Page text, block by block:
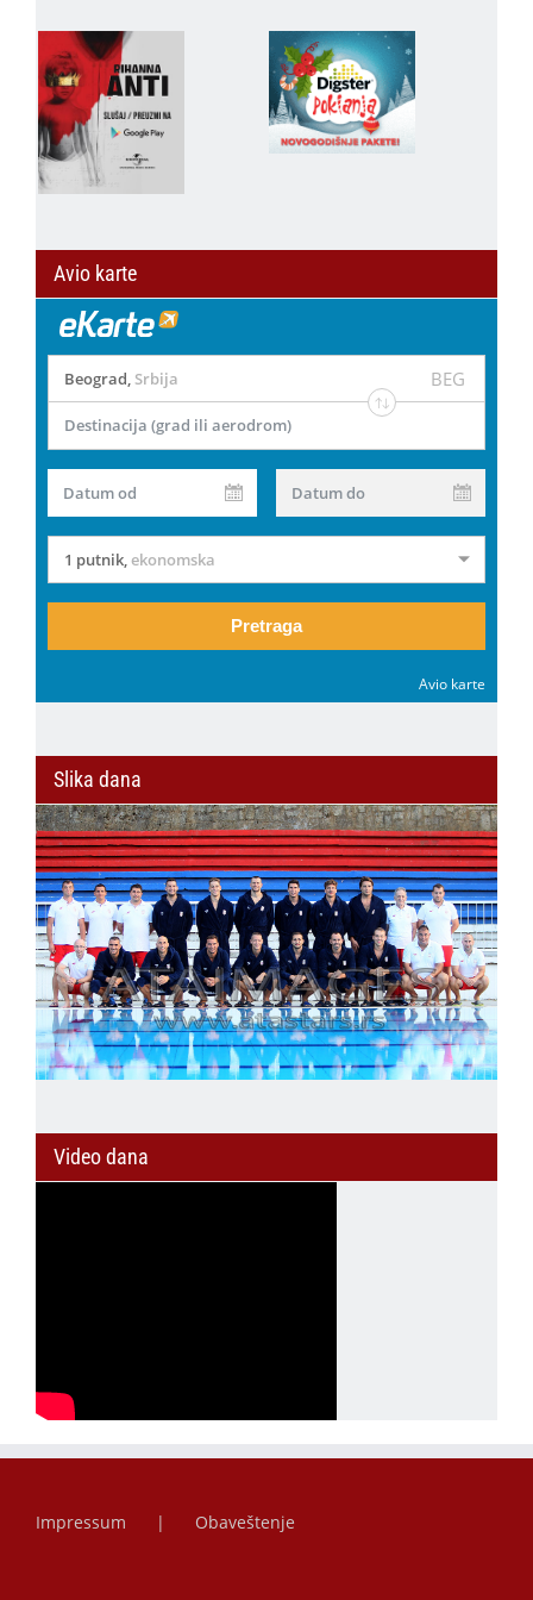
Avio karte
Beograd, Srbija BEG
Destinacija (grad ili aerodrom)
Datum od Datum do
1 putnik,ekonomska
Pretraga
Avio karte
Slika dana
Video dana
Impressum Obaveštenje